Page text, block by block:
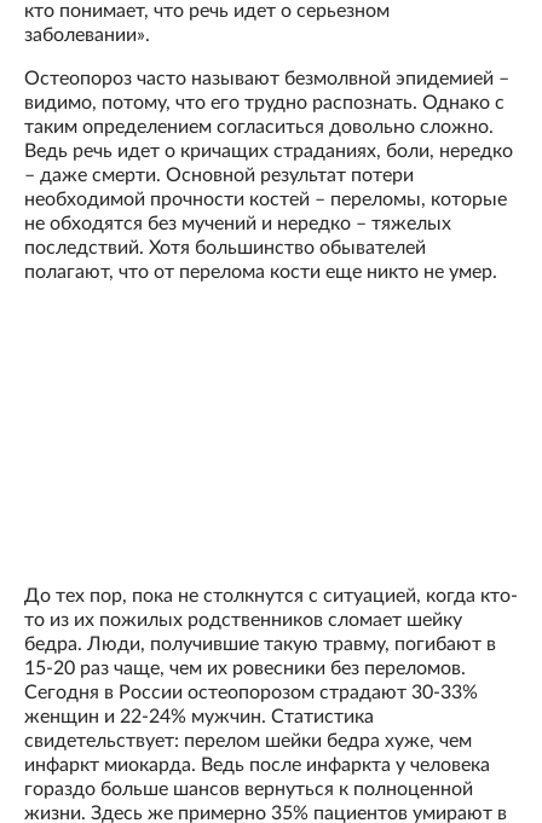
кто понимает, что речь идет о серьезном
заболевании».
Остеопороз часто называют безмолвной эпидемией –
видимо, потому, что его трудно распознать. Однако с
таким определением согласиться довольно сложно.
Ведь речь идет о кричащих страданиях, боли, нередко
– даже смерти. Основной результат потери
необходимой прочности костей – переломы, которые
не обходятся без мучений и нередко – тяжелых
последствий. Хотя большинство обывателей
полагают, что от перелома кости еще никто не умер.
До тех пор, пока не столкнутся с ситуацией, когда кто-
то из их пожилых родственников сломает шейку
бедра. Люди, получившие такую травму, погибают в
15-20 раз чаще, чем их ровесники без переломов.
Сегодня в России остеопорозом страдают 30-33%
женщин и 22-24% мужчин. Статистика
свидетельствует: перелом шейки бедра хуже, чем
инфаркт миокарда. Ведь после инфаркта у человека
гораздо больше шансов вернуться к полноценной
жизни. Здесь же примерно 35% пациентов умирают в